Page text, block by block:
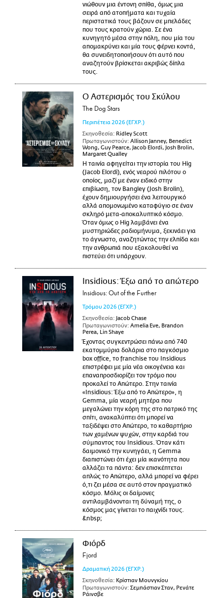
νιώθουν μια έντονη σπίθα, όμως μια
σειρά από ατοπήματα και τυχαία
περιστατικά τους βάζουν σε μπελάδες
που τους κρατούν χώρια. Σε ένα
κυνηγητό μέσα στην πόλη, που μία του
απομακρύνει και μία τους φέρνει κοντά,
θα συνειδητοποιήσουν ότι αυτό που
αναζητούν βρίσκεται ακριβώς δίπλα
τους.
Ο Αστερισμός του Σκύλου
The Dog Stars
Περιπέτεια 2026 (ΕΓΧΡ.)
Σκηνοθεσία: Ridley Scott
Πρωταγωνιστούν: Allison Janney, Benedict
Wong, Guy Pearce, Jacob Elordi, Josh Brolin,
Margaret Qualley
Η ταινία αφηγείται την ιστορία του Hig
(Jacob Elordi), ενός νεαρού πιλότου ο
οποίος, μαζί με έναν ειδικό στην
επιβίωση, τον Bangley (Josh Brolin),
έχουν δημιουργήσει ένα λειτουργικό
αλλά απομονωμένο καταφύγιο σε έναν
σκληρό μετα-αποκαλυπτικό κόσμο.
Όταν όμως ο Hig λαμβάνει ένα
μυστηριώδες ραδιομήνυμα, ξεκινάει για
το άγνωστο, αναζητώντας την ελπίδα και
την ανθρωπιά που εξακολουθεί να
πιστεύει ότι υπάρχουν.
Insidious: Έξω από το απώτερο
Insidious: Out of the Further
Τρόμου 2026 (ΕΓΧΡ.)
Σκηνοθεσία: Jacob Chase
Πρωταγωνιστούν: Amelia Eve, Brandon
Perea, Lin Shaye
Έχοντας συγκεντρώσει πάνω από 740
εκατομμύρια δολάρια στο παγκόσμιο
box office, το franchise του Insidious
επιστρέφει με μία νέα οικογένεια και
επαναπροσδιορίζει τον τρόμο που
προκαλεί το Απώτερο. Στην ταινία
«Insidious: Έξω από το Απώτερο», η
Gemma, μία νεαρή μητέρα που
μεγαλώνει την κόρη της στο πατρικό της
σπίτι, ανακαλύπτει ότι μπορεί να
ταξιδέψει στο Απώτερο, το καθαρτήριο
των χαμένων ψυχών, στην καρδιά του
σύμπαντος του Insidious. Όταν κάτι
δαιμονικό την κυνηγάει, η Gemma
διαπιστώνει ότι έχει μία ικανότητα που
αλλάζει τα πάντα: δεν επισκέπτεται
απλώς το Απώτερο, αλλά μπορεί να φέρει
ό,τι ζει μέσα σε αυτό στον πραγματικό
κόσμο. Μόλις οι δαίμονες
αντιλαμβάνονται τη δύναμή της, ο
κόσμος μας γίνεται το παιχνίδι τους.
&nbsp;
Φιόρδ
Fjord
Δραματική 2026 (ΕΓΧΡ.)
Σκηνοθεσία: Κρίστιαν Μουνγκίου
Πρωταγωνιστούν: Σεμπάστιαν Σταν, Ρενάτε
Ράινσβε